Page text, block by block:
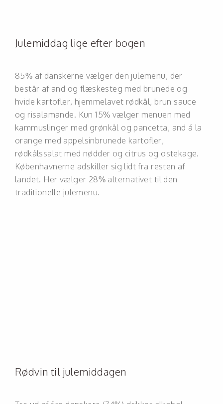
Julemiddag lige efter bogen
85% af danskerne vælger den julemenu, der
består af and og flæskesteg med brunede og
hvide kartofler, hjemmelavet rødkål, brun sauce
og risalamande. Kun 15% vælger menuen med
kammuslinger med grønkål og pancetta, and á la
orange med appelsinbrunede kartofler,
rødkålssalat med nødder og citrus og ostekage.
Københavnerne adskiller sig lidt fra resten af
landet. Her vælger 28% alternativet til den
traditionelle julemenu.
Rødvin til julemiddagen